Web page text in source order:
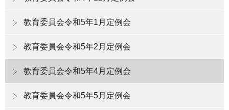
教育委員会令和5年1月定例会
教育委員会令和5年2月定例会
教育委員会令和5年4月定例会
教育委員会令和5年5月定例会